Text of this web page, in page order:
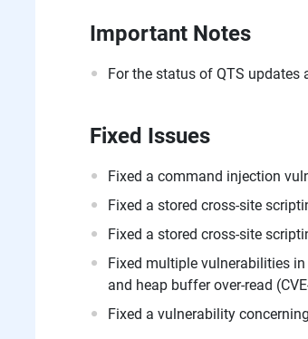
Important Notes
For the status of QTS updates
Fixed Issues
Fixed a command injection
Fixed a stored cross-site
Fixed a stored cross-site
Fixed multiple vulnerabilities
and heap buffer over-read
Fixed a vulnerability